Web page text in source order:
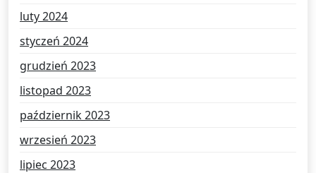
luty 2024
styczeń 2024
grudzień 2023
listopad 2023
październik 2023
wrzesień 2023
lipiec 2023